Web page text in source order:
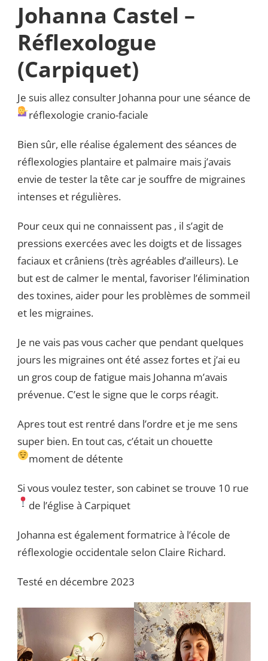
Johanna Castel –
Réflexologue
(Carpiquet)
Je suis allez consulter Johanna pour une séance de
réflexologie cranio-faciale
Bien sûr, elle réalise également des séances de
réflexologies plantaire et palmaire mais j’avais
envie de tester la tête car je souffre de migraines
intenses et régulières.
Pour ceux qui ne connaissent pas , il s’agit de
pressions exercées avec les doigts et de lissages
faciaux et crâniens (très agréables d’ailleurs). Le
but est de calmer le mental, favoriser l’élimination
des toxines, aider pour les problèmes de sommeil
et les migraines.
Je ne vais pas vous cacher que pendant quelques
jours les migraines ont été assez fortes et j’ai eu
un gros coup de fatigue mais Johanna m’avais
prévenue. C’est le signe que le corps réagit.
Apres tout est rentré dans l’ordre et je me sens
super bien. En tout cas, c’était un chouette
moment de détente
Si vous voulez tester, son cabinet se trouve 10 rue
de l’église à Carpiquet
Johanna est également formatrice à l’école de
réflexologie occidentale selon Claire Richard.
Testé en décembre 2023